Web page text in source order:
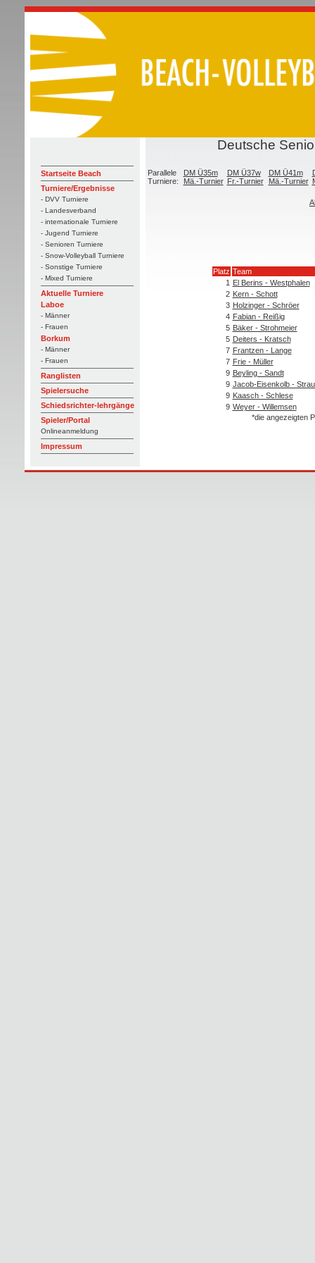
Startseite Beach
Turniere/Ergebnisse
- DVV Turniere
- Landesverband
- internationale Turniere
- Jugend Turniere
- Senioren Turniere
- Snow-Volleyball Turniere
- Sonstige Turniere
- Mixed Turniere
Aktuelle Turniere
Laboe
- Männer
- Frauen
Borkum
- Männer
- Frauen
Ranglisten
Spielersuche
Schiedsrichter-lehrgänge
Spieler/Portal
Onlineanmeldung
Impressum
Deutsche
Parallele
Turniere:
DM Ü35m
Mä.-Turnier
DM Ü37w
Fr.-Turnier
DM Ü41m
Mä.-Turnier
Platz Team
1 El Berins - Westphalen
2 Kern - Schott
3 Holzinger - Schröer
4 Fabian - Reißig
5 Bäker - Strohmeier
5 Deiters - Kratsch
7 Frantzen - Lange
7 Frie - Müller
9 Beyling - Sandt
9 Jacob-Eisenkolb -
9 Kaasch - Schlese
9 Weyer - Willemsen
*die angezeigten